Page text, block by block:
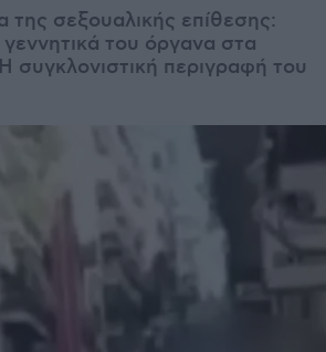
της σεξουαλικής επίθεσης:
του όργανα στα
συγκλονιστική περιγραφή του